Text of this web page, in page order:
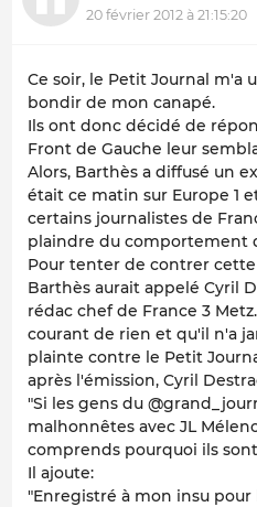
20 février 2012 à 21:15:20
Ce soir, le Petit Journal m'a
bondir de mon canapé.
Ils ont donc décidé de
Front de Gauche leur
Alors, Barthès a diffusé un
était ce matin sur Europe 1
certains journalistes de
plaindre du comportement
Pour tenter de contrer
Barthès aurait appelé Cyril
rédac chef de France 3
courant de rien et qu'il n'a
plainte contre le Petit
après l'émission, Cyril
"Si les gens du
malhonnêtes avec JL
comprends pourquoi ils
Il ajoute:
"Enregistré à mon insu